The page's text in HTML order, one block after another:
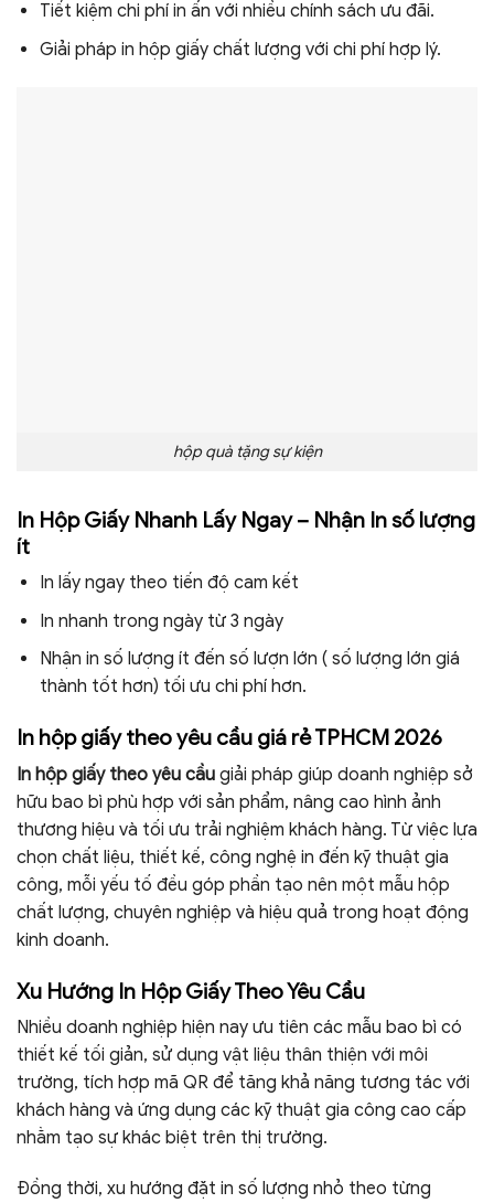
Tiết kiệm chi phí in ấn với nhiều chính sách ưu đãi.
Giải pháp in hộp giấy chất lượng với chi phí hợp lý.
hộp quà tặng sự kiện
In Hộp Giấy Nhanh Lấy Ngay – Nhận In số lượng
ít
In lấy ngay theo tiến độ cam kết
In nhanh trong ngày từ 3 ngày
Nhận in số lượng ít đến số lượn lớn ( số lượng lớn giá
thành tốt hơn) tối ưu chi phí hơn.
In hộp giấy theo yêu cầu giá rẻ TPHCM 2026
In hộp giấy theo yêu cầu giải pháp giúp doanh nghiệp sở
hữu bao bì phù hợp với sản phẩm, nâng cao hình ảnh
thương hiệu và tối ưu trải nghiệm khách hàng. Từ việc lựa
chọn chất liệu, thiết kế, công nghệ in đến kỹ thuật gia
công, mỗi yếu tố đều góp phần tạo nên một mẫu hộp
chất lượng, chuyên nghiệp và hiệu quả trong hoạt động
kinh doanh.
Xu Hướng In Hộp Giấy Theo Yêu Cầu
Nhiều doanh nghiệp hiện nay ưu tiên các mẫu bao bì có
thiết kế tối giản, sử dụng vật liệu thân thiện với môi
trường, tích hợp mã QR để tăng khả năng tương tác với
khách hàng và ứng dụng các kỹ thuật gia công cao cấp
nhằm tạo sự khác biệt trên thị trường.
Đồng thời, xu hướng đặt in số lượng nhỏ theo từng